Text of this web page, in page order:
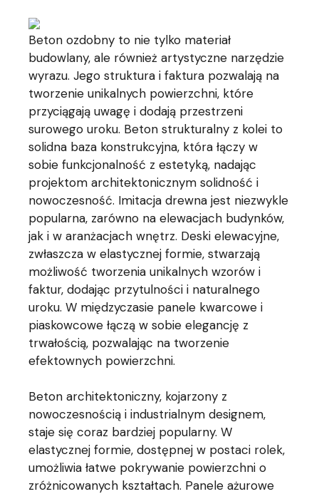
Beton ozdobny to nie tylko materiał
budowlany, ale również artystyczne narzędzie
wyrazu. Jego struktura i faktura pozwalają na
tworzenie unikalnych powierzchni, które
przyciągają uwagę i dodają przestrzeni
surowego uroku. Beton strukturalny z kolei to
solidna baza konstrukcyjna, która łączy w
sobie funkcjonalność z estetyką, nadając
projektom architektonicznym solidność i
nowoczesność. Imitacja drewna jest niezwykle
popularna, zarówno na elewacjach budynków,
jak i w aranżacjach wnętrz. Deski elewacyjne,
zwłaszcza w elastycznej formie, stwarzają
możliwość tworzenia unikalnych wzorów i
faktur, dodając przytulności i naturalnego
uroku. W międzyczasie panele kwarcowe i
piaskowcowe łączą w sobie elegancję z
trwałością, pozwalając na tworzenie
efektownych powierzchni.
Beton architektoniczny, kojarzony z
nowoczesnością i industrialnym designem,
staje się coraz bardziej popularny. W
elastycznej formie, dostępnej w postaci rolek,
umożliwia łatwe pokrywanie powierzchni o
zróżnicowanych kształtach. Panele ażurowe